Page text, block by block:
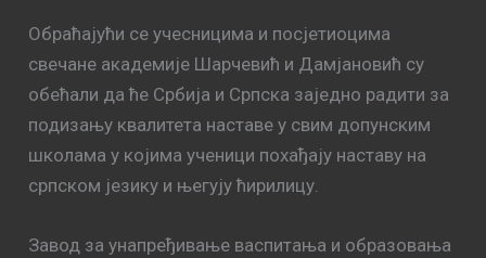
Обраћајући се учесницима и посјетиоцима
свечане академије Шарчевић и Дамјановић су
обећали да ће Србија и Српска заједно радити за
подизању квалитета наставе у свим допунским
школама у којима ученици похађају наставу на
српском језику и његују ћирилицу.
Завод за унапређивање васпитања и образовања